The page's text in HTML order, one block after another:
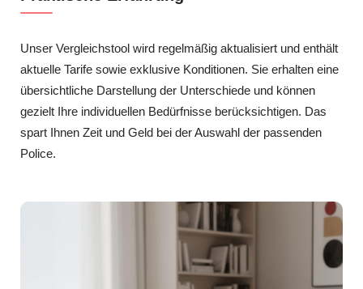
Unser Vergleichstool wird regelmäßig aktualisiert und enthält
aktuelle Tarife sowie exklusive Konditionen. Sie erhalten eine
übersichtliche Darstellung der Unterschiede und können
gezielt Ihre individuellen Bedürfnisse berücksichtigen. Das
spart Ihnen Zeit und Geld bei der Auswahl der passenden
Police.